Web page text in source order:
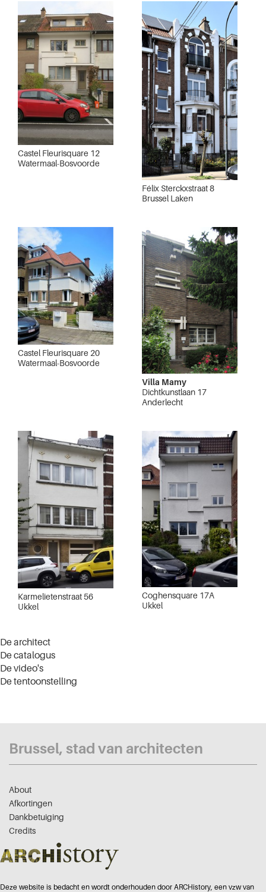
Castel Fleurisquare 12
Watermaal-Bosvoorde
Félix Sterckxstraat 8
Brussel Laken
Castel Fleurisquare 20
Watermaal-Bosvoorde
Villa Mamy
Dichtkunstlaan 17
Anderlecht
Karmelietenstraat 56
Ukkel
Coghensquare 17A
Ukkel
De architect
De catalogus
De video's
De tentoonstelling
Brussel, stad van architecten
About
Afkortingen
Dankbetuiging
Credits
Deze website is bedacht en wordt onderhouden door ARCHistory, een vzw van